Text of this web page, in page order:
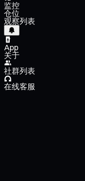
监控
仓位
观察列表
App
关于
社群列表
在线客服